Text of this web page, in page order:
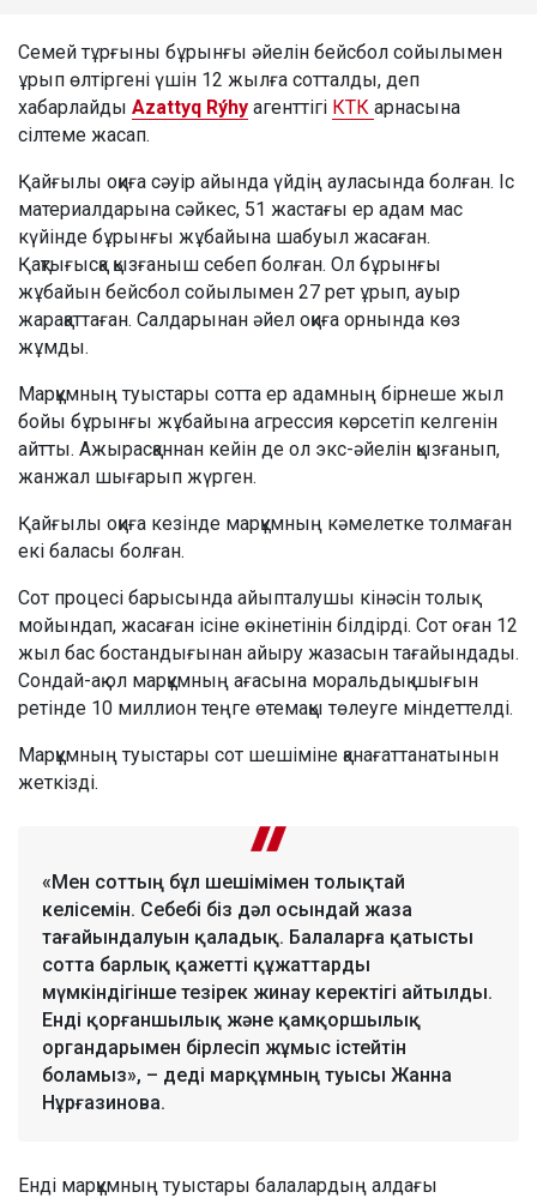
Семей тұрғыны бұрынғы әйелін бейсбол сойылымен
ұрып өлтіргені үшін 12 жылға сотталды, деп
хабарлайды Azattyq Rýhy агенттігі КТК арнасына
сілтеме жасап.
Қайғылы оқиға сәуір айында үйдің ауласында болған. Іс
материалдарына сәйкес, 51 жастағы ер адам мас
күйінде бұрынғы жұбайына шабуыл жасаған.
Қақтығысқа қызғаныш себеп болған. Ол бұрынғы
жұбайын бейсбол сойылымен 27 рет ұрып, ауыр
жарақаттаған. Салдарынан әйел оқиға орнында көз
жұмды.
Марқұмның туыстары сотта ер адамның бірнеше жыл
бойы бұрынғы жұбайына агрессия көрсетіп келгенін
айтты. Ажырасқаннан кейін де ол экс-әйелін қызғанып,
жанжал шығарып жүрген.
Қайғылы оқиға кезінде марқұмның кәмелетке толмаған
екі баласы болған.
Сот процесі барысында айыпталушы кінәсін толық
мойындап, жасаған ісіне өкінетінін білдірді. Сот оған 12
жыл бас бостандығынан айыру жазасын тағайындады.
Сондай-ақ ол марқұмның ағасына моральдық шығын
ретінде 10 миллион теңге өтемақы төлеуге міндеттелді.
Марқұмның туыстары сот шешіміне қанағаттанатынын
жеткізді.
«Мен соттың бұл шешімімен толықтай
келісемін. Себебі біз дәл осындай жаза
тағайындалуын қаладық. Балаларға қатысты
сотта барлық қажетті құжаттарды
мүмкіндігінше тезірек жинау керектігі айтылды.
Енді қорғаншылық және қамқоршылық
органдарымен бірлесіп жұмыс істейтін
боламыз», – деді марқұмның туысы Жанна
Нұрғазинова.
Енді марқұмның туыстары балалардың алдағы